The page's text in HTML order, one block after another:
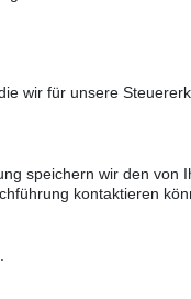
wir für unsere
speichern wir den von
kontaktieren